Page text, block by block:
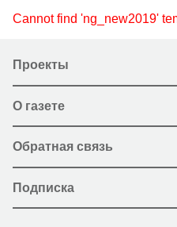
Cannot find 'ng_new2019'
Проекты
О газете
Обратная связь
Подписка